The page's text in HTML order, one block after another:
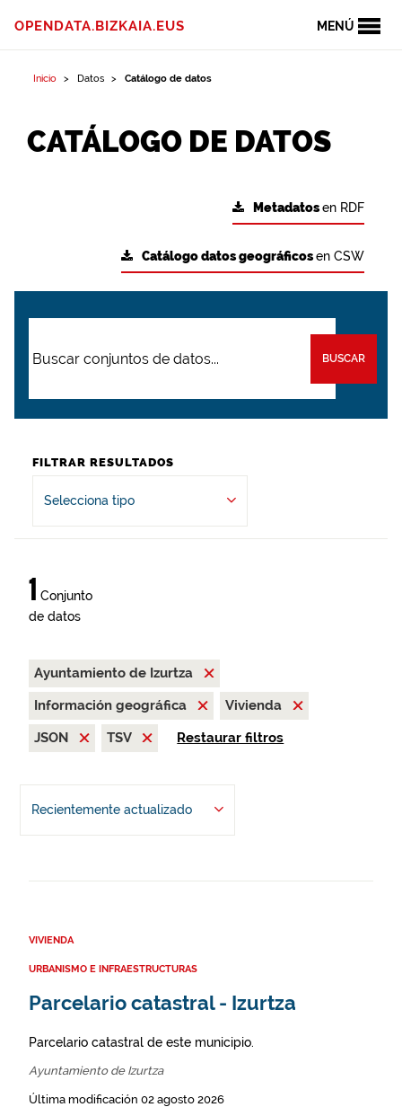
MENÚ
OPENDATA.BIZKAIA.EUS
Inicio Datos Catálogo de datos
CATÁLOGO DE DATOS
Metadatosen RDF
Catálogo datos geográficosen CSW
BUSCAR
FILTRAR RESULTADOS
Selecciona tipo
1 Conjunto
de datos
Ayuntamiento de Izurtza
Información geográfica
Vivienda
JSON
TSV Restaurar filtros
Recientemente actualizado
VIVIENDA
URBANISMO E INFRAESTRUCTURAS
Parcelario catastral - Izurtza
Parcelario catastral de este municipio.
Ayuntamiento de Izurtza
Última modificación 02 agosto 2026